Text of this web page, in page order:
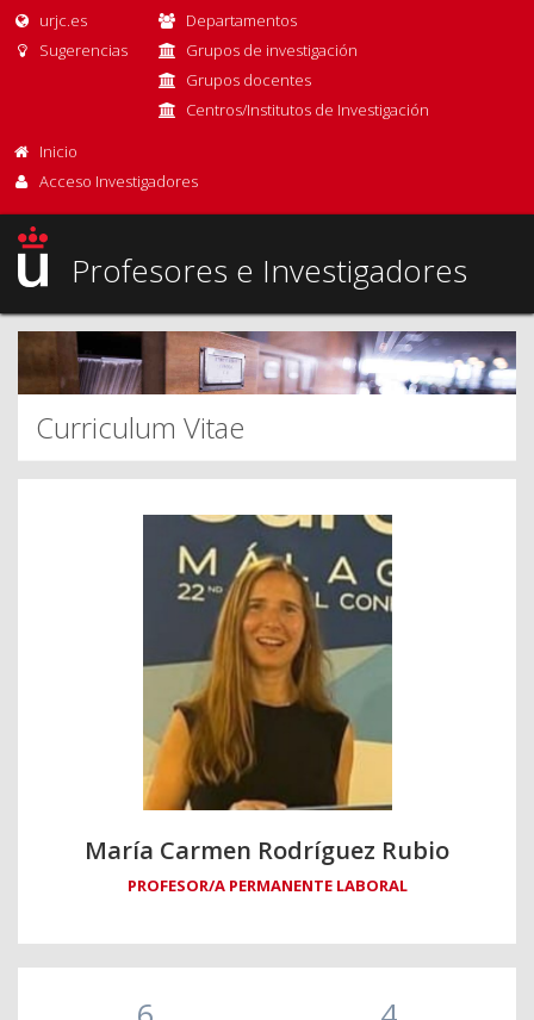
urjc.es
Sugerencias
Departamentos
Grupos de investigación
Grupos docentes
Centros/Institutos de Investigación
Inicio
Acceso Investigadores
Profesores e Investigadores
Curriculum Vitae
María Carmen Rodríguez Rubio
PROFESOR/A PERMANENTE LABORAL